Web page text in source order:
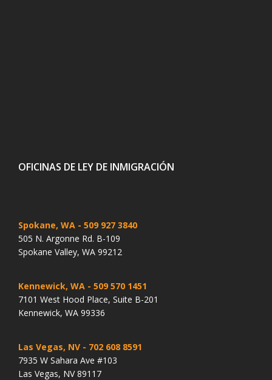
OFICINAS DE LEY DE INMIGRACIÓN
Spokane, WA - 509 927 3840
505 N. Argonne Rd. B-109
Spokane Valley, WA 99212
Kennewick, WA - 509 570 1451
7101 West Hood Place, Suite B-201
Kennewick, WA 99336
Las Vegas, NV - 702 608 8591
7935 W Sahara Ave #103
Las Vegas, NV 89117